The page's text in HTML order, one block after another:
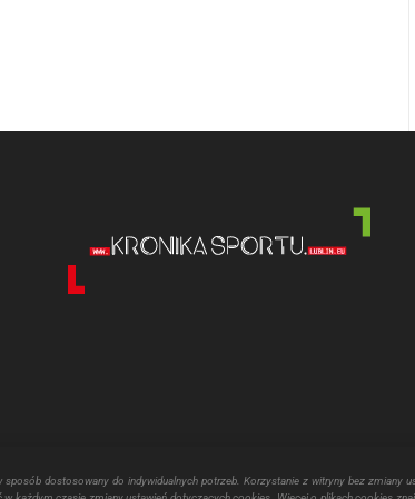
dostosowany do indywidualnych potrzeb. Korzystanie z witryny bez zmiany